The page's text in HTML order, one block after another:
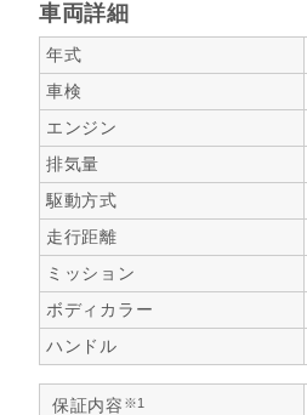
車両詳細
年式
車検
エンジン
排気量
駆動方式
走行距離
ミッション
ボディカラー
ハンドル
保証内容 ※1